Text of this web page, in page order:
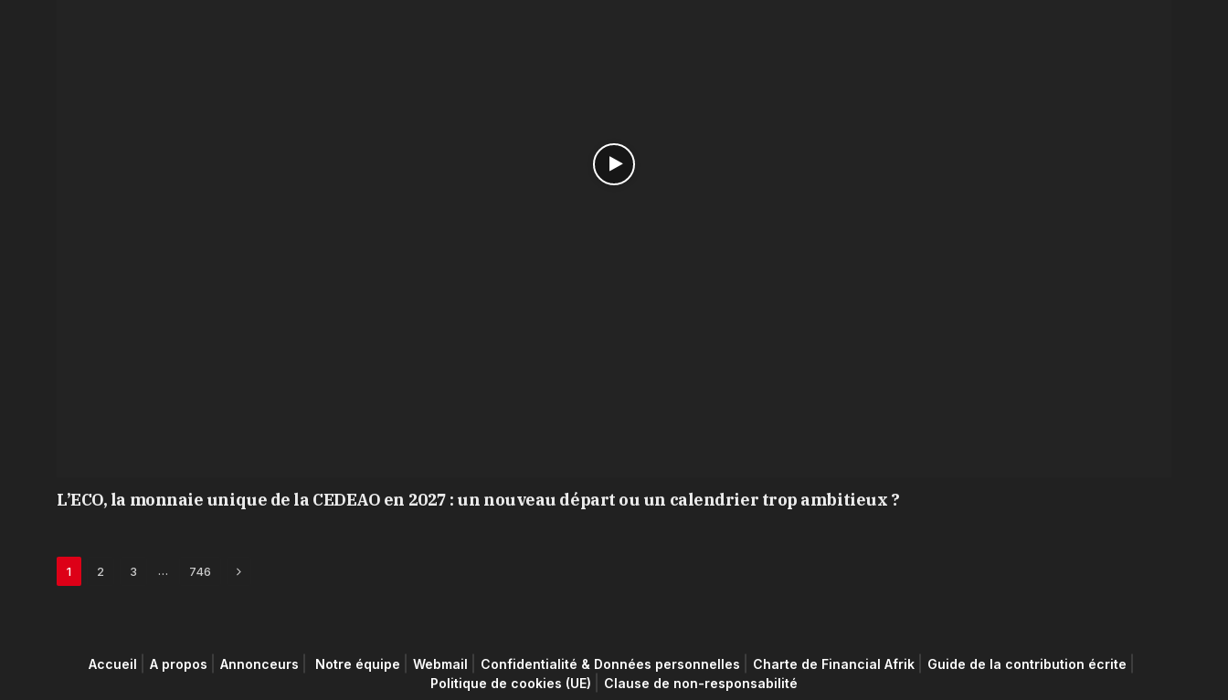
L’ECO, la monnaie unique de la CEDEAO en 2027 : un nouveau départ ou un calendrier trop ambitieux ?
1 2 3 … 746 Next
Accueil A propos Annonceurs Notre équipe Webmail Confidentialité & Données personnelles Charte de Financial Afrik
Guide de la contribution écrite
Politique de cookies (UE)
Clause de non-responsabilité